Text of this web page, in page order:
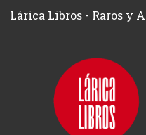
Lárica Libros - Raros y